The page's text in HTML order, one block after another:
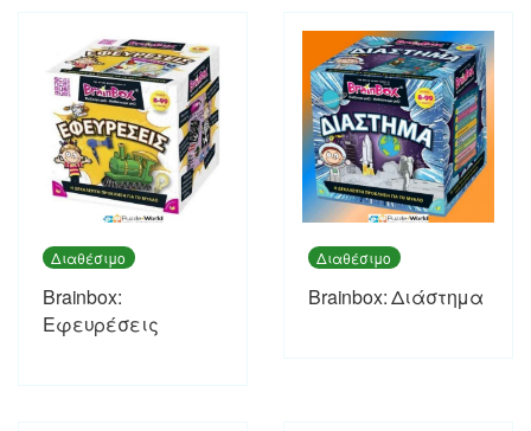
Διαθέσιμο
Brainbox:
Εφευρέσεις
Διαθέσιμο
Brainbox: Διάστημα